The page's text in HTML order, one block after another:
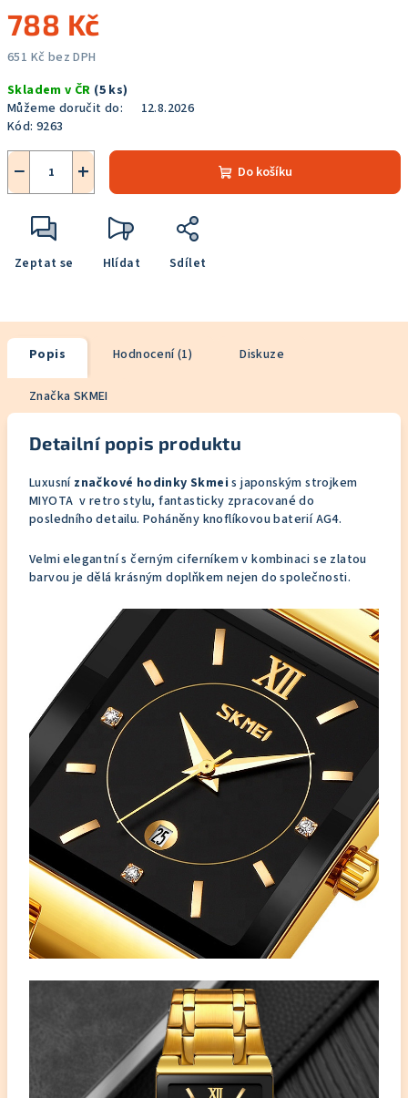
788 Kč
651 Kč bez DPH
cena:
Skladem v ČR (5 ks)
Můžeme doručit do:
12.8.2026
Kód: 9263
+
− Do košíku
Zeptat se Hlídat Sdílet
Popis Hodnocení (1) Diskuze
Značka SKMEI
Detailní popis produktu
Luxusní značkové hodinky Skmeis japonským strojkem
MIYOTA v retro stylu, fantasticky zpracované do
posledního detailu. Poháněny knoflíkovou baterií AG4.
Velmi elegantní s černým ciferníkem v kombinaci se zlatou
barvou je dělá krásným doplňkem nejen do společnosti.